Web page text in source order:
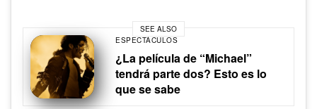
SEE ALSO
ESPECTÁCULOS
¿La película de “Michael”
tendrá parte dos? Esto es lo
que se sabe